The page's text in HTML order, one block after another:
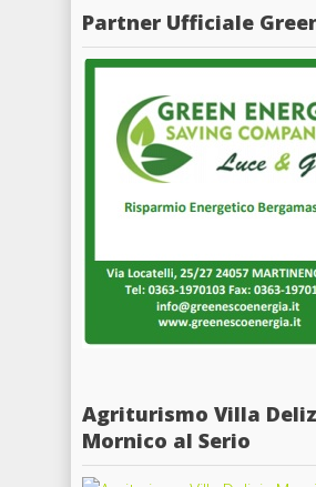
Partner Ufficiale
Agriturismo Villa
Mornico al Serio